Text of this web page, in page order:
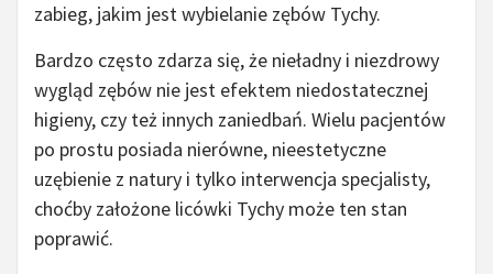
zabieg, jakim jest wybielanie zębów Tychy.
Bardzo często zdarza się, że nieładny i niezdrowy
wygląd zębów nie jest efektem niedostatecznej
higieny, czy też innych zaniedbań. Wielu pacjentów
po prostu posiada nierówne, nieestetyczne
uzębienie z natury i tylko interwencja specjalisty,
choćby założone licówki Tychy może ten stan
poprawić.